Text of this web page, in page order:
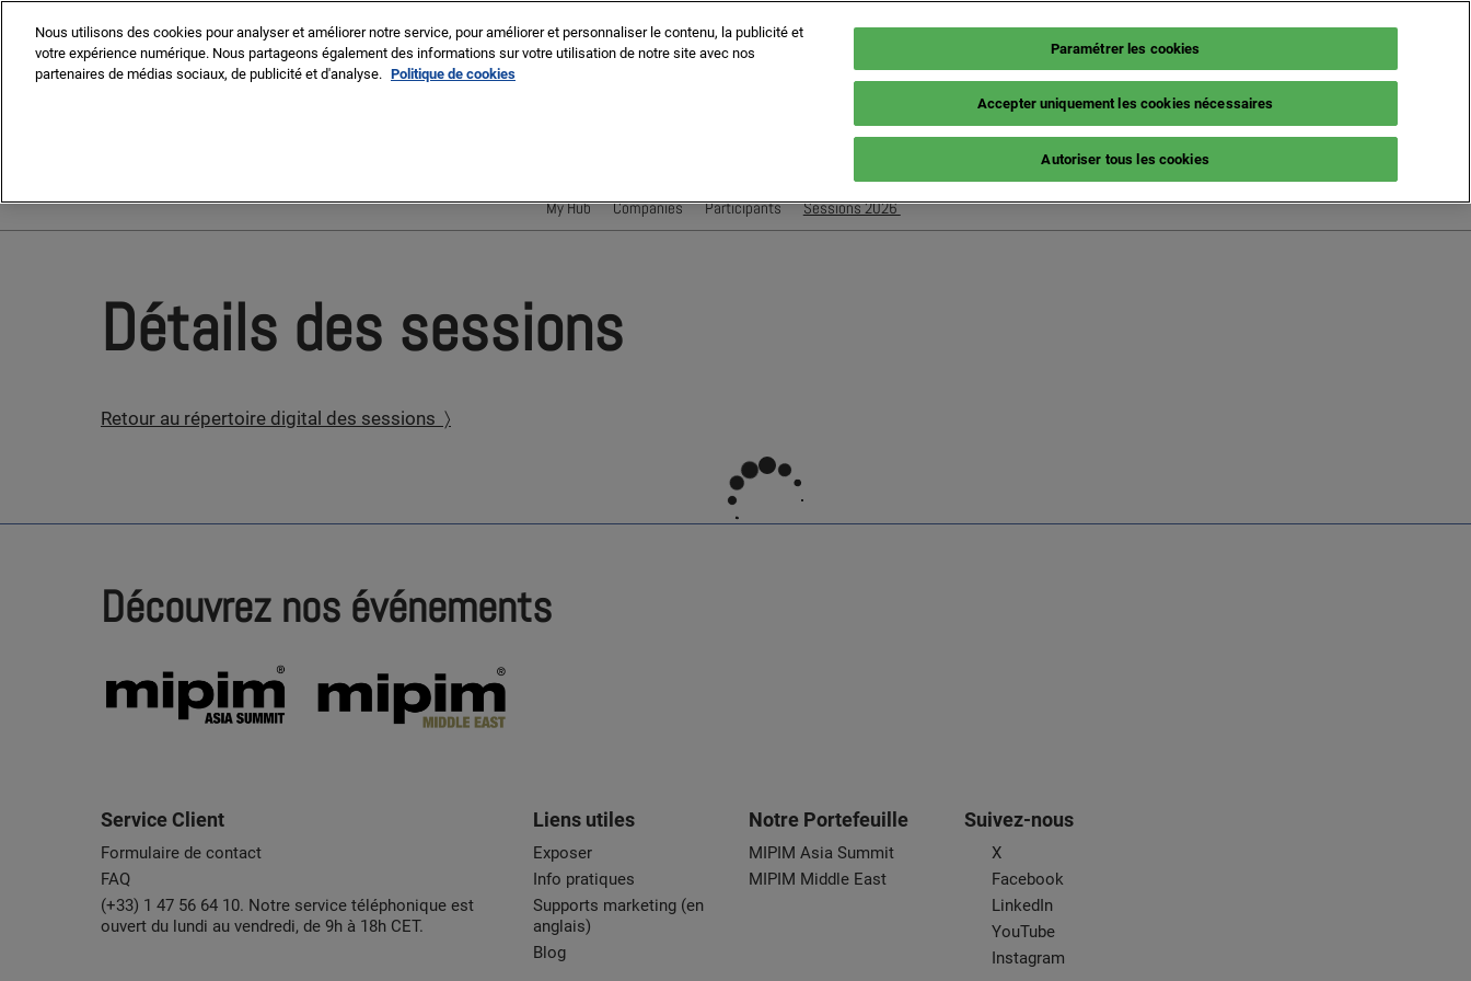
au
contenu
Escape
close
MIPIM MIPIM Asia
French (France)
English
French (France)
Italian (Italy)
My Hub Companies Participants
Sessions 2026
Détails des sessions
Retour au répertoire digital des sessions 〉
Découvrez nos événements
Service Client
Formulaire de contact
FAQ
(+33) 1 47 56 64 10. Notre service téléphonique est
ouvert du lundi au vendredi, de 9h à 18h CET.
Liens utiles
Exposer
Info pratiques
Supports marketing (en
anglais)
Blog
Notre Portefeuille
MIPIM Asia Summit
MIPIM Middle East
Suivez-nous
X
Facebook
LinkedIn
YouTube
Instagram
Nous utilisons des cookies pour analyser et améliorer notre service, pour améliorer et personnaliser le contenu, la publicité et
votre expérience numérique. Nous partageons également des informations sur votre utilisation de notre site avec nos
partenaires de médias sociaux, de publicité et d'analyse. Politique de cookies
Paramétrer les cookies
Accepter uniquement les cookies nécessaires
Autoriser tous les cookies